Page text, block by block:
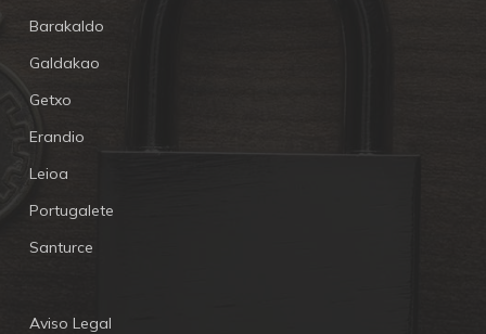
Barakaldo
Galdakao
Getxo
Erandio
Leioa
Portugalete
Santurce
Aviso Legal